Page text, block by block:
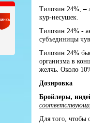
Тилозин 24%, –
кур-несушек.
Тилозин 24% -
субъединицы
Тилозин 24%
организма в
желчь. Около
Дозировка
Бройлеры,
Для того, чтобы